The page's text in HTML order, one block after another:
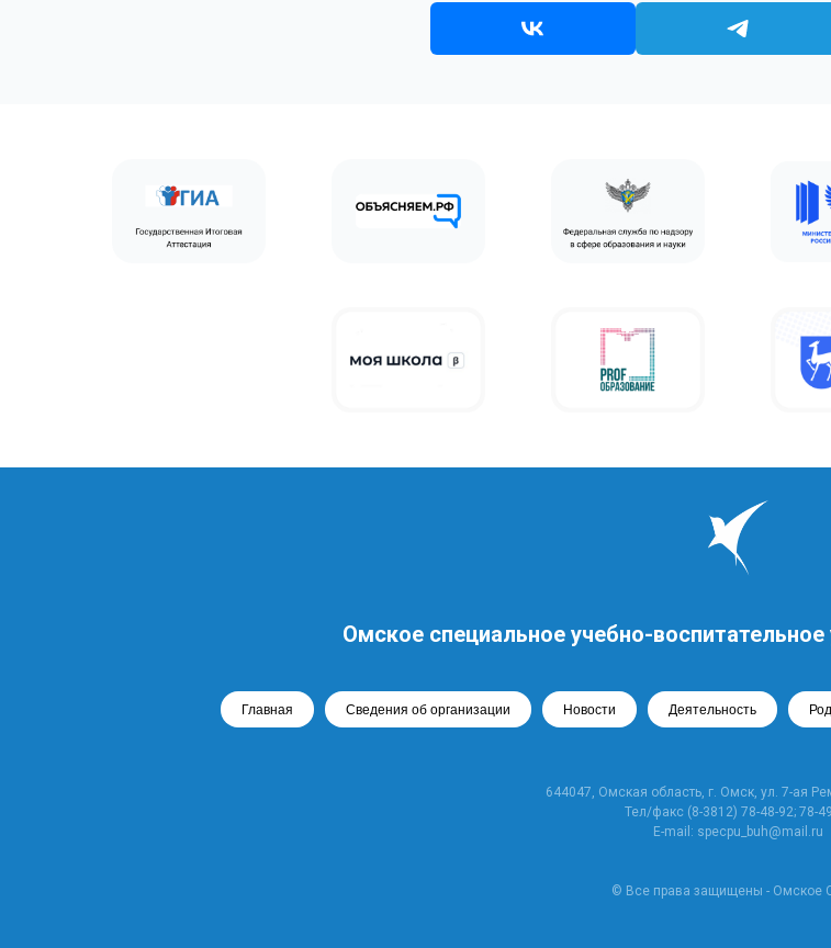
Омское специальное учебно-
Главная Сведения об организации Новости Деятельность
644047, Омская область, г. Омск, ул. 7-ая
Тел/факс (8-3812) 78-48-92; 78-
E-mail: specpu_buh@mail.ru
© Все права защищены - Омское